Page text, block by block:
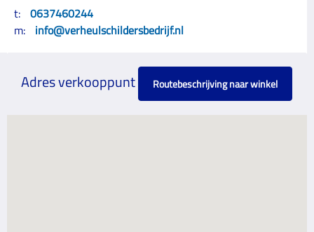
t: 0637460244
m:
info@verheulschildersbedrijf.nl
Adres verkooppunt Routebeschrijving naar winkel